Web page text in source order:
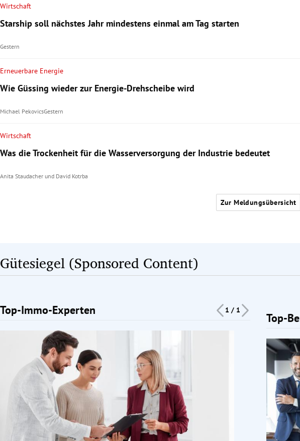
Wirtschaft
Starship soll nächstes Jahr mindestens einmal am Tag starten
Gestern
Erneuerbare Energie
Wie Güssing wieder zur Energie-Drehscheibe wird
Michael PekovicsGestern
Wirtschaft
Was die Trockenheit für die Wasserversorgung der Industrie bedeutet
Anita Staudacher und David Kotrba
Zur Meldungsübersicht
Gütesiegel (Sponsored Content)
Top-Immo-Experten 1 / 1
Slide 1 von 1
Top-
Slide 1